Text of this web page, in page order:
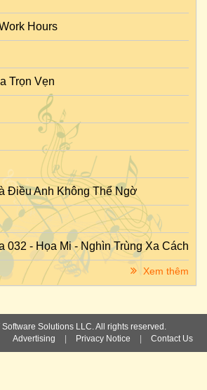
Hours
Trọn Vẹn
Điều Anh Không Thể Ngờ
032 - Họa Mi - Nghìn Trùng Xa Cách
Xem thêm
Solutions LLC. All rights reserved.
Advertising
Privacy Notice Contact Us